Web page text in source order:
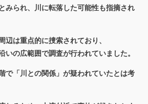
みられ、川に転落した可能性も指摘され
辺は重点的に捜索されており、
いの広範囲で調査が行われていました。
で「川との関係」が疑われていたとは考